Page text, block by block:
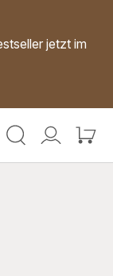
jetzt im
Mein
Mein